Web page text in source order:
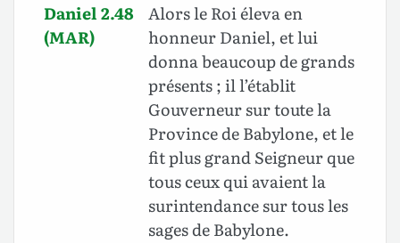
Daniel 2.48
(MAR)
Alors le Roi éleva en
honneur Daniel, et lui
donna beaucoup de grands
présents ; il l’établit
Gouverneur sur toute la
Province de Babylone, et le
fit plus grand Seigneur que
tous ceux qui avaient la
surintendance sur tous les
sages de Babylone.